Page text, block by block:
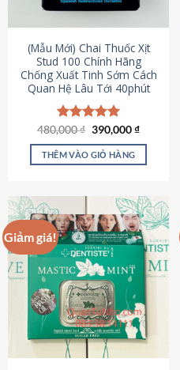
được
chọn
trên
trang
sản
phẩm
(Mẫu Mới) Chai Thuốc Xịt
Stud 100 Chính Hãng
Chống Xuất Tinh Sớm Cách
Quan Hệ Lâu Tới 40phút
Được xếp
hạng5.00
5 sao
480,000₫ Giá
là:
480,000 ₫.
390,000₫Giá
tại
THÊM VÀO GIỎ HÀNG
Giảm giá!